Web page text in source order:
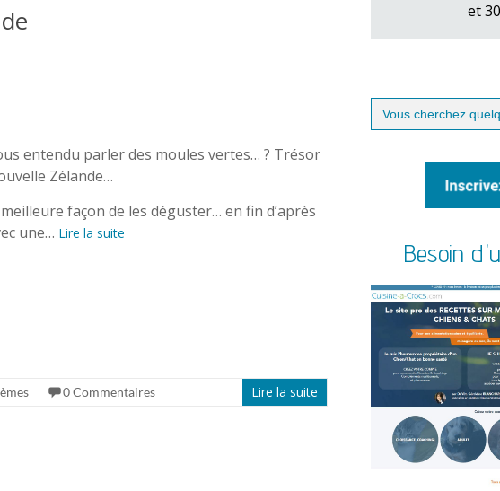
entendu parler des moules vertes… ? Trésor
Zélande…
façon de les déguster… en fin d’après
une… Lire la suite
0 Commentaires Lire la suite
et
Search
for:
Besoin